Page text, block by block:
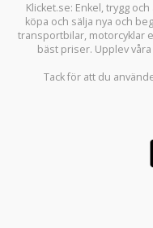
Klicket.se: Enkel, trygg
köpa och sälja nya och
transportbilar, motorcyklar
bäst priser. Upplev
Tack för att du